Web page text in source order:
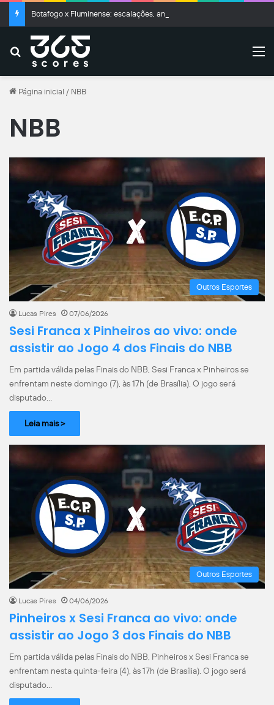
Buscar
Página inicial / NBB
NBB
Outros Esportes
Lucas Pires 07/06/2026
Sesi Franca x Pinheiros ao vivo: onde
assistir ao Jogo 4 dos Finais do NBB
Em partida válida pelas Finais do NBB, Sesi Franca x Pinheiros se
enfrentam neste domingo (7), às 17h (de Brasília). O jogo será
disputado…
Leia mais >
Outros Esportes
Lucas Pires 04/06/2026
Pinheiros x Sesi Franca ao vivo: onde
assistir ao Jogo 3 dos Finais do NBB
Em partida válida pelas Finais do NBB, Pinheiros x Sesi Franca se
enfrentam nesta quinta-feira (4), às 17h (de Brasília). O jogo será
disputado…